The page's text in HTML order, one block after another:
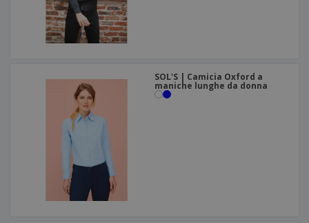
SOL'S | Camicia Oxford a
maniche lunghe da donna